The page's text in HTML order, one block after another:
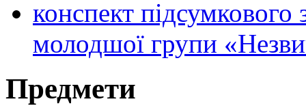
конспект підсумкового
молодшої групи
Предмети